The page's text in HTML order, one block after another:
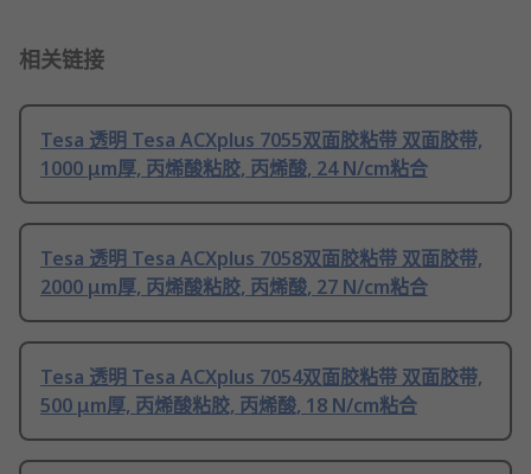
相关链接
Tesa 透明 Tesa ACXplus 7055双面胶粘带 双面胶带,
1000 μm厚, 丙烯酸粘胶, 丙烯酸, 24 N/cm粘合
Tesa 透明 Tesa ACXplus 7058双面胶粘带 双面胶带,
2000 μm厚, 丙烯酸粘胶, 丙烯酸, 27 N/cm粘合
Tesa 透明 Tesa ACXplus 7054双面胶粘带 双面胶带,
500 μm厚, 丙烯酸粘胶, 丙烯酸, 18 N/cm粘合